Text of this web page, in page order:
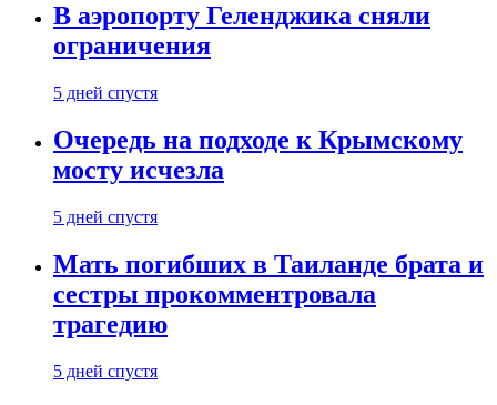
В аэропорту Геленджика сняли
ограничения
5 дней спустя
Очередь на подходе к Крымскому
мосту исчезла
5 дней спустя
Мать погибших в Таиланде брата и
сестры прокомментровала
трагедию
5 дней спустя